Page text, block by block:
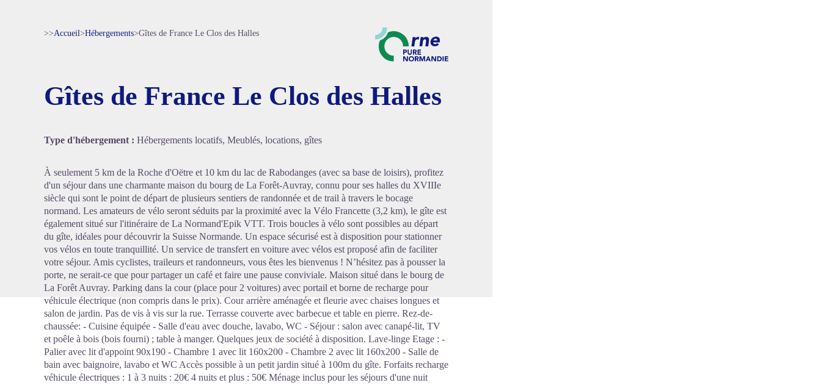
Voir l'image en plein écran
>>Accueil>Hébergements>Gîtes de France Le Clos des Halles
Gîtes de France Le Clos des Halles
Type d'hébergement : Hébergements locatifs, Meublés, locations, gîtes
À seulement 5 km de la Roche d'Oëtre et 10 km du lac de Rabodanges (avec sa base de loisirs), profitez
d'un séjour dans une charmante maison du bourg de La Forêt-Auvray, connu pour ses halles du XVIIIe
siècle qui sont le point de départ de plusieurs sentiers de randonnée et de trail à travers le bocage
normand. Les amateurs de vélo seront séduits par la proximité avec la Vélo Francette (3,2 km), le gîte est
également situé sur l'itinéraire de La Normand'Epik VTT. Trois boucles à vélo sont possibles au départ
du gîte, idéales pour découvrir la Suisse Normande. Un espace sécurisé est à disposition pour stationner
vos vélos en toute tranquillité. Un service de transfert en voiture avec vélos est proposé afin de faciliter
votre séjour. Amis cyclistes, traileurs et randonneurs, vous êtes les bienvenus ! N’hésitez pas à pousser la
porte, ne serait-ce que pour partager un café et faire une pause conviviale. Maison situé dans le bourg de
La Forêt Auvray. Parking dans la cour (place pour 2 voitures) avec portail et borne de recharge pour
véhicule électrique (non compris dans le prix). Cour arrière aménagée et fleurie avec chaises longues et
salon de jardin. Pas de vis à vis sur la rue. Terrasse couverte avec barbecue et table en pierre. Rez-de-
chaussée: - Cuisine équipée - Salle d'eau avec douche, lavabo, WC - Séjour : salon avec canapé-lit, TV
et poêle à bois (bois fourni) ; table à manger. Quelques jeux de société à disposition. Lave-linge Etage : -
Palier avec lit d'appoint 90x190 - Chambre 1 avec lit 160x200 - Chambre 2 avec lit 160x200 - Salle de
bain avec baignoire, lavabo et WC Accès possible à un petit jardin situé à 100m du gîte. Forfaits recharge
véhicule électriques : 1 à 3 nuits : 20€ 4 nuits et plus : 50€ Ménage inclus pour les séjours d'une nuit